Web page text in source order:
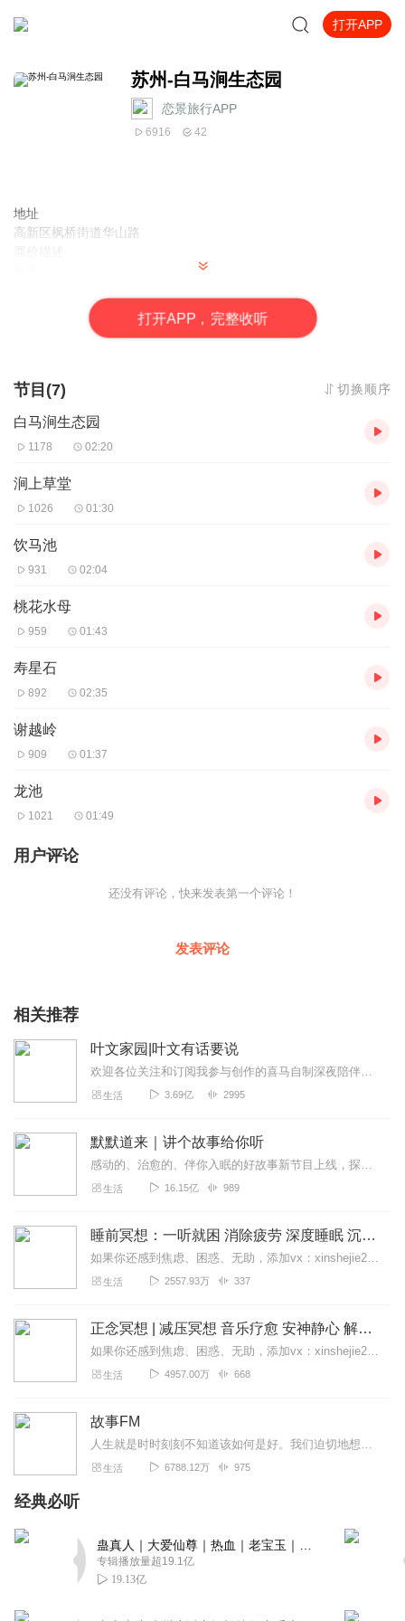
打开APP
苏州-白马涧生态园
恋景旅行APP
6916 42
地址
高新区枫桥街道华山路
打开APP，完整收听
节目(7) 切换顺序
白马涧生态园
1178 02:20
涧上草堂
1026 01:30
饮马池
931 02:04
桃花水母
959 01:43
寿星石
892 02:35
谢越岭
909 01:37
龙池
1021 01:49
用户评论
还没有评论，快来发表第一个评论！
发表评论
相关推荐
叶文家园|叶文有话要说
欢迎各位关注和订阅我参与创作的喜马自制深夜陪伴谈话栏目《听你说·百态人声》【听你说·百态人声】每晚直播连线真实人间故事|叶文现场互动中|人间冷暖，抱团取暖每周...
生活 3.69亿 2995
默默道来｜讲个故事给你听
感动的、治愈的、伴你入眠的好故事新节目上线，探索现实世界的无尽魅力，追求对生活的真实记录《听见人间真相》（点击名称，直达专辑）网易人间故事集持续更新中，邀您关注...
生活 16.15亿 989
睡前冥想：一听就困 消除疲劳 深度睡眠 沉浸体验
如果你还感到焦虑、困惑、无助，添加vx：xinshejie2018、vx公众号：宣萱心伴，与主播宣萱开启心灵交流之旅，共建温暖的精神家园！如果你喜欢我的内容，请...
生活 2557.93万 337
正念冥想 | 减压冥想 音乐疗愈 安神静心 解郁降噪
如果你还感到焦虑、困惑、无助，添加vx：xinshejie2018、vx公众号：宣萱心伴，与主播宣萱开启心灵交流之旅，共建温暖的精神家园！如果你喜欢我的内容，请...
生活 4957.00万 668
故事FM
人生就是时时刻刻不知道该如何是好。我们迫切地想知道怎么解决问题，也同样挣扎着寻求理解和安慰。这样的你，并不孤独。重获新生的抑郁症病人；用一辈子摆脱原生家庭阴影的...
生活 6788.12万 975
经典必听
专辑播放量超19.1亿
19.13亿